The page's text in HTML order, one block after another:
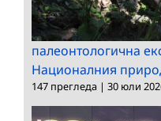
палеонтологична
Националния
147 прегледа | 30 юли